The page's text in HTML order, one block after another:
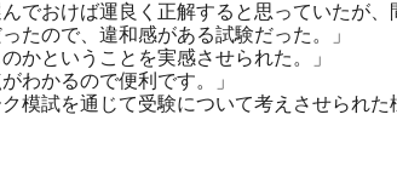
でおけば運良く正解すると思っていたが、
たので、違和感がある試験だった。」
かということを実感させられた。」
わかるので便利です。」
模試を通じて受験について考えさせられた